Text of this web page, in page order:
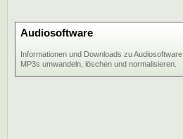
Audiosoftware
Informationen und Downloads zu Audiosoftware,
MP3s umwandeln, löschen und normalisieren.